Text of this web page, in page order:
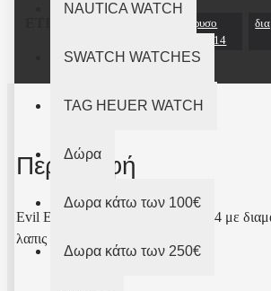
NAUTICA WATCH
SWATCH WATCHES
TAG HEUER WATCH
Δώρα
Δωρα κάτω των 100€
Δωρα κάτω των 250€
λευκόχρυσο
βραχιόλι K14
Περιγραφή
Evil Eye λευκόχρυσο βραχιόλι K14 με
λαπις δεμένο σε μαύρο κορδόνι